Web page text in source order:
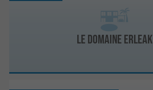
Le Domaine Erleak